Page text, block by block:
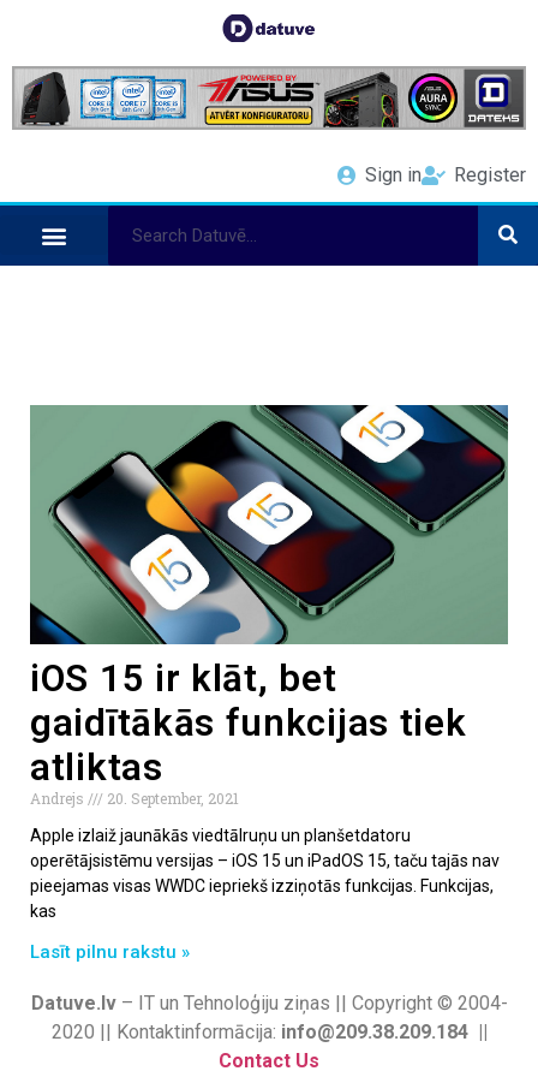
Sign in Register
iOS 15 ir klāt, bet
gaidītākās funkcijas tiek
atliktas
Andrejs
20. September, 2021
Apple izlaiž jaunākās viedtālruņu un planšetdatoru
operētājsistēmu versijas – iOS 15 un iPadOS 15, taču tajās nav
pieejamas visas WWDC iepriekš izziņotās funkcijas. Funkcijas,
kas
Lasīt pilnu rakstu »
Datuve.lv– IT un Tehnoloģiju ziņas || Copyright © 2004-
2020 || Kontaktinformācija: info@209.38.209.184 ||
Contact Us